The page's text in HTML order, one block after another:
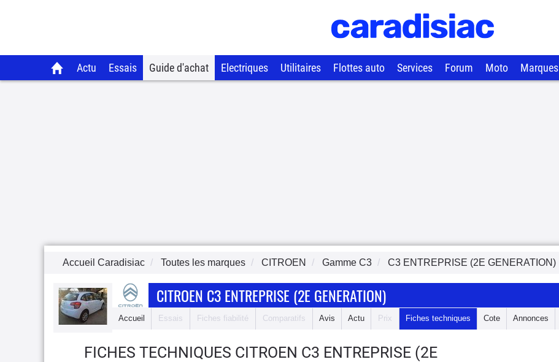
Actu Essais Guide d'achat Electriques Utilitaires Flottes auto Services Forum Moto Marques
Accueil Caradisiac Toutes les marques CITROEN Gamme C3 C3 ENTREPRISE (2E GENERATION)
CITROEN C3 ENTREPRISE (2E GENERATION)
Accueil Essais Fiches fiabilité Comparatifs Avis Actu Prix Fiches techniques Cote Annonces
FICHES TECHNIQUES CITROEN C3 ENTREPRISE (2E